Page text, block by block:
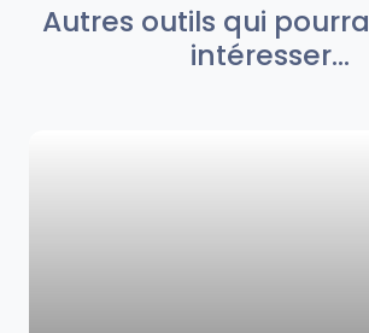
Autres outils qui
intéresser...